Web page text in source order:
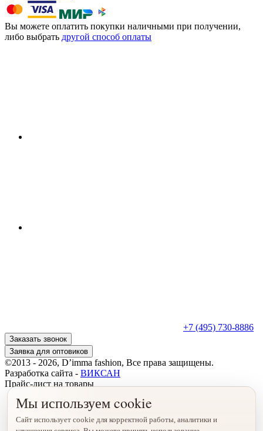
Вы можете оплатить покупки наличными при получении,
либо выбрать другой способ оплаты
+7 (495) 730-8886
Заказать звонок
Заявка для оптовиков
©2013 - 2026, D’imma fashion, Все права защищены.
Разработка сайта - ВИКСАН
Прайс-лист на товары
Мы используем cookie
Сайт использует cookie для корректной работы, аналитики и